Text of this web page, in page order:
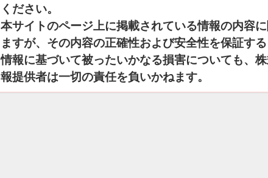
ください。
本サイトのページ上に掲載されている情報の内容
ますが、その内容の正確性および安全性を保証す
情報に基づいて被ったいかなる損害についても、
報提供者は一切の責任を負いかねます。